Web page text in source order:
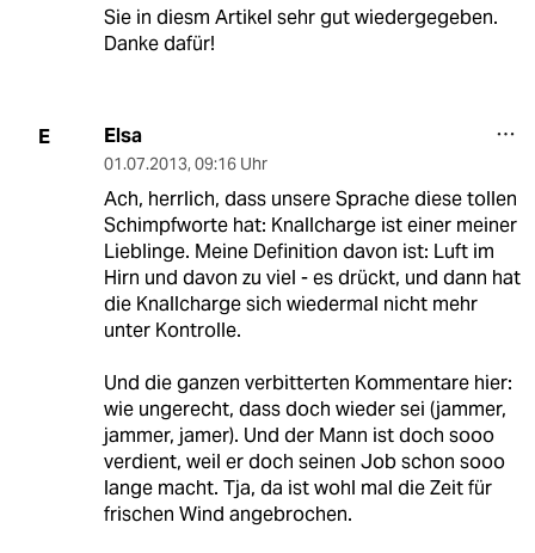
Sie in diesm Artikel sehr gut wiedergegeben.
Danke dafür!
E Elsa
01.07.2013, 09:16 Uhr
Ach, herrlich, dass unsere Sprache diese tollen
Schimpfworte hat: Knallcharge ist einer meiner
Lieblinge. Meine Definition davon ist: Luft im
Hirn und davon zu viel - es drückt, und dann hat
die Knallcharge sich wiedermal nicht mehr
unter Kontrolle.
Und die ganzen verbitterten Kommentare hier:
wie ungerecht, dass doch wieder sei (jammer,
jammer, jamer). Und der Mann ist doch sooo
verdient, weil er doch seinen Job schon sooo
lange macht. Tja, da ist wohl mal die Zeit für
frischen Wind angebrochen.